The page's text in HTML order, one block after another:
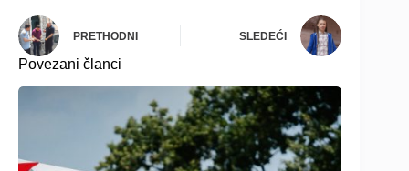
PRETHODNI SLEDEĆI
Povezani članci